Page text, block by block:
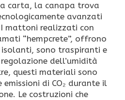
carta, la canapa trova
avanzati
mattoni realizzati con
“hempcrete”, offrono
sono traspiranti e
dell’umidità
questi materiali sono
di CO₂ durante il
Le costruzioni che